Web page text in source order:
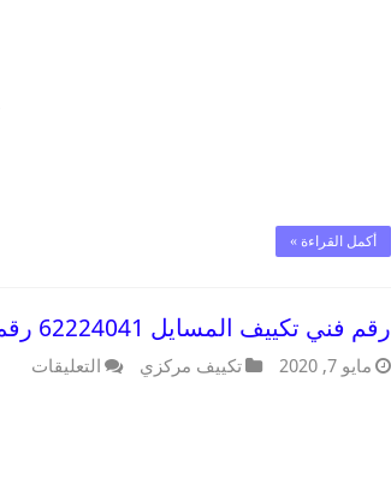
أكمل القراءة »
رقم فني تكييف المسايل 62224041 رقم فني صيانة تكييف مركزي المسايل
مايو 7, 2020 تكييف مركزي التعليقات